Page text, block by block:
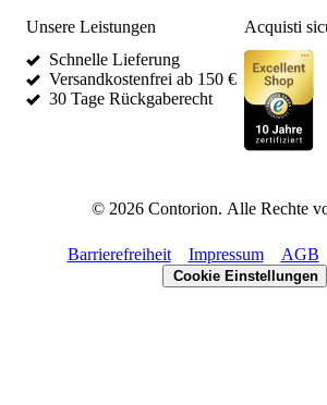
Unsere Leistungen
Schnelle Lieferung
Versandkostenfrei ab 150 €
30 Tage Rückgaberecht
Acquisti
© 2026Contorion. Alle Rechte
Barrierefreiheit Impressum AGB
Cookie Einstellungen